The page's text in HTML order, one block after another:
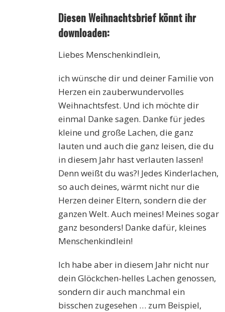
Diesen Weihnachtsbrief könnt ihr
downloaden:
Liebes Menschenkindlein,
ich wünsche dir und deiner Familie von
Herzen ein zauberwundervolles
Weihnachtsfest. Und ich möchte dir
einmal Danke sagen. Danke für jedes
kleine und große Lachen, die ganz
lauten und auch die ganz leisen, die du
in diesem Jahr hast verlauten lassen!
Denn weißt du was?! Jedes Kinderlachen,
so auch deines, wärmt nicht nur die
Herzen deiner Eltern, sondern die der
ganzen Welt. Auch meines! Meines sogar
ganz besonders! Danke dafür, kleines
Menschenkindlein!
Ich habe aber in diesem Jahr nicht nur
dein Glöckchen-helles Lachen genossen,
sondern dir auch manchmal ein
bisschen zugesehen … zum Beispiel,